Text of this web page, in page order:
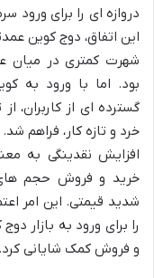
دروازه ای را برای ورود
این اتفاق، دوج کوین
شهرت کمتری در میان
بود. اما با ورود به
گسترده ای از کاربران،
خرد و تازه کار، فراهم شد.
افزایش نقدینگی به
خرید و فروش حجم های
شدید قیمتی. این امر
را برای ورود به بازار
و فروش کمک شایانی کرد.